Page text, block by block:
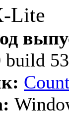
Lite
build